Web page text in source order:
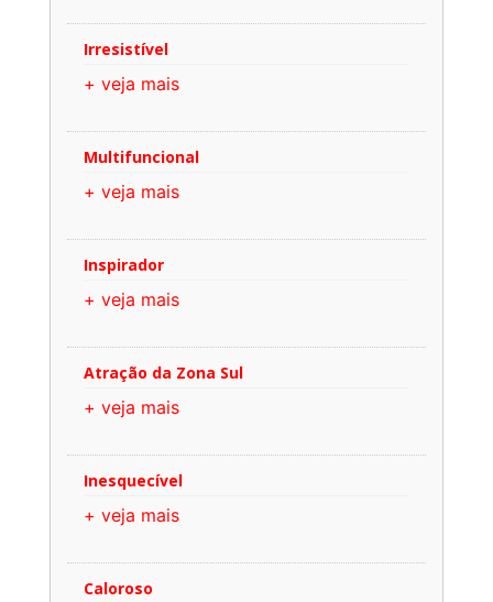
Irresistível
+ veja mais
Multifuncional
+ veja mais
Inspirador
+ veja mais
Atração da Zona Sul
+ veja mais
Inesquecível
+ veja mais
Caloroso